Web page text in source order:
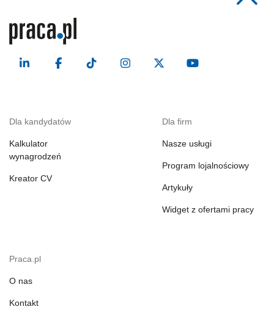
Dla kandydatów
Kalkulator
wynagrodzeń
Kreator CV
Dla firm
Nasze usługi
Program lojalnościowy
Artykuły
Widget z ofertami pracy
Praca.pl
O nas
Kontakt